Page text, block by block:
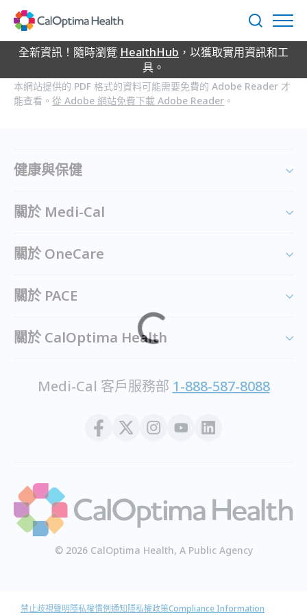
Content
搜
尋
全新資訊！隨時瀏覽 HealthHub ，以獲取實用資訊和工
具。
本網站提供的 PDF 格式的資料可能需要免費的 Adobe Reader 才
能查看。 從 Adobe 網站免費下載 Adobe Reader 。
健康與保健
關於 Medi-Cal
關於 OneCare
關於 PACE
關於 CalOptima Health
Medi-Cal 客戶服務部 1-888-587-8088
© 2026 CalOptima Health, A Public Agency
禁止歧視聲明隱私權慣例通知隱私權政策Compliance Information